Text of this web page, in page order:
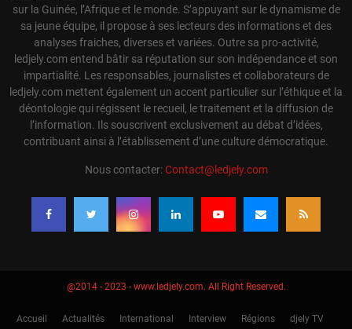
sur la Guinée, l’Afrique et le monde. S’appuyant sur le dynamisme de
sa jeune équipe, il propose à ses lecteurs des informations et des
analyses fraiches, diverses et variées. Outre sa pro-activité,
ledjely.com entend bâtir sa réputation sur son indépendance et son
impartialité. Les responsables, journalistes et collaborateurs de
ledjely.com mettent également un accent particulier sur l’éthique et la
déontologie qui régissent le recueil, le traitement et la diffusion de
l’information. Ils souscrivent exclusivement au débat d’idées,
contribuant ainsi à l’établissement d’une culture démocratique.
Nous contacter:Contact@ledjely.com
@2014 - 2023 - www.ledjely.com. All Right Reserved.
Accueil Actualités International Interview Régions djely TV